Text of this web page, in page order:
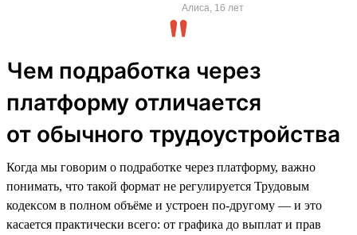
Алиса, 16 лет
Чем подработка через
платформу отличается
от обычного трудоустройства
Когда мы говорим о подработке через платформу, важно
понимать, что такой формат не регулируется Трудовым
кодексом в полном объёме и устроен по-другому — и это
касается практически всего: от графика до выплат и прав